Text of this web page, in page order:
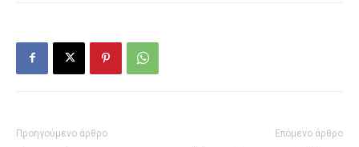
Προηγούμενο άρθρο Επόμενο άρθρο